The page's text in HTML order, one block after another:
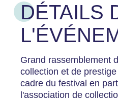
DÉTAILS
Grand rassemblement
collection et de
cadre du festival en
l'association de